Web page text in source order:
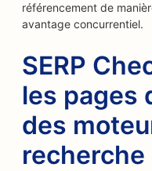
référencement de
avantage concurrentiel.
SERP
les pages
des
recherche